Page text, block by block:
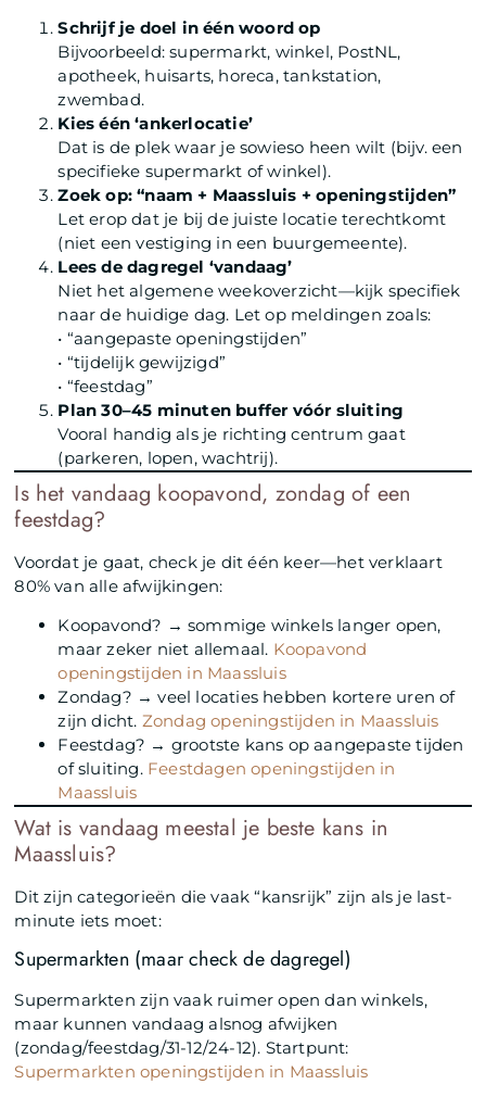
Schrijf je doel in één woord op
Bijvoorbeeld: supermarkt, winkel, PostNL,
apotheek, huisarts, horeca, tankstation,
zwembad.
Kies één ‘ankerlocatie’
Dat is de plek waar je sowieso heen wilt (bijv. een
specifieke supermarkt of winkel).
Zoek op: “naam + Maassluis + openingstijden”
Let erop dat je bij de juiste locatie terechtkomt
(niet een vestiging in een buurgemeente).
Lees de dagregel ‘vandaag’
Niet het algemene weekoverzicht—kijk specifiek
naar de huidige dag. Let op meldingen zoals:
• “aangepaste openingstijden”
• “tijdelijk gewijzigd”
• “feestdag”
Plan 30–45 minuten buffer vóór sluiting
Vooral handig als je richting centrum gaat
(parkeren, lopen, wachtrij).
Is het vandaag koopavond, zondag of een
feestdag?
Voordat je gaat, check je dit één keer—het verklaart
80% van alle afwijkingen:
Koopavond? → sommige winkels langer open,
maar zeker niet allemaal. Koopavond
openingstijden in Maassluis
Zondag? → veel locaties hebben kortere uren of
zijn dicht. Zondag openingstijden in Maassluis
Feestdag? → grootste kans op aangepaste tijden
of sluiting. Feestdagen openingstijden in
Maassluis
Wat is vandaag meestal je beste kans in
Maassluis?
Dit zijn categorieën die vaak “kansrijk” zijn als je last-
minute iets moet:
Supermarkten (maar check de dagregel)
Supermarkten zijn vaak ruimer open dan winkels,
maar kunnen vandaag alsnog afwijken
(zondag/feestdag/31-12/24-12). Startpunt:
Supermarkten openingstijden in Maassluis